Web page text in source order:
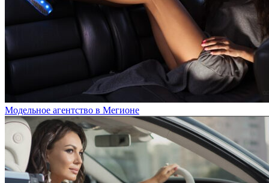
Модельное агентство в Мегионе